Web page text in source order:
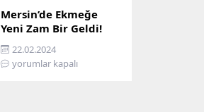
Mersin’de Ekmeğe
Yeni Zam Bir Geldi!
İşte Mersin’in Zamlı
Ekmek Fiyatı!
22.02.2024
yorumlar kapalı